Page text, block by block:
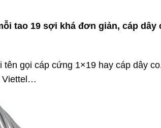
tao 19 sợi khá đơn giản, cáp
gọi cáp cứng 1×19 hay cáp dây
Viettel…